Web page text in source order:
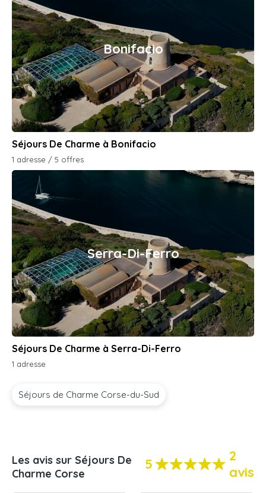
Bonifacio
Séjours De Charme à Bonifacio
1 adresse / 5 offres
Serra-Di-Ferro
Séjours De Charme à Serra-Di-Ferro
1 adresse
Séjours de Charme Corse-du-Sud
Les avis sur Séjours De
Charme Corse
5
2
avis